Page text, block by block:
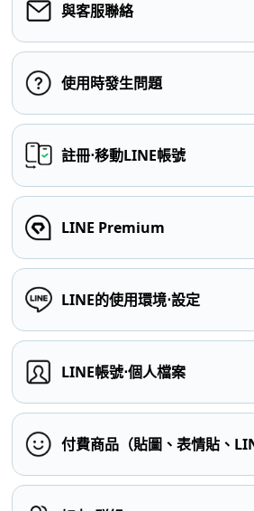
與客服聯絡
使用時發生問題
註冊⋅移動LINE帳號
LINE Premium
LINE的使用環境⋅設定
LINE帳號⋅個人檔案
付費商品（貼圖、表情貼、